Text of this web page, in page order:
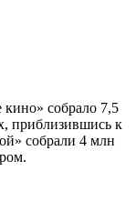
собрало 7,5
приблизившись к
собрали 4 млн